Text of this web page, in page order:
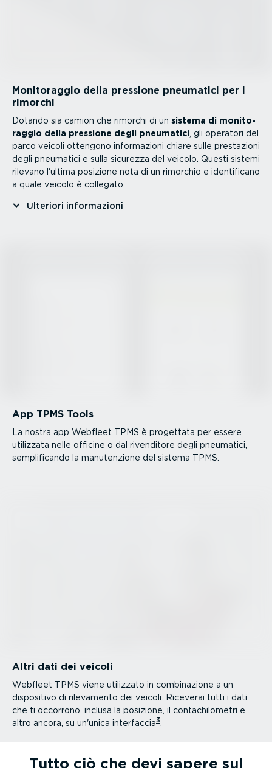
Monito­raggio della pressione pneumatici per i
rimorchi
Dotando sia camion che rimorchi di un sistema di monito­
raggio della pressione degli pneumatici , gli operatori del
parco veicoli ottengono infor­ma­zioni chiare sulle prestazioni
degli pneumatici e sulla sicurezza del veicolo. Questi sistemi
rilevano l'ultima posizione nota di un rimorchio e identi­ficano
a quale veicolo è collegato.
Ulteriori infor­ma­zioni
App TPMS Tools
La nostra app Webfleet TPMS è progettata per essere
utilizzata nelle officine o dal rivenditore degli pneumatici,
sempli­fi­cando la manuten­zione del sistema TPMS.
Altri dati dei veicoli
Webfleet TPMS viene utilizzato in combi­na­zione a un
dispositivo di rilevamento dei veicoli. Riceverai tutti i dati
che ti occorrono, inclusa la posizione, il conta­chi­lo­metri e
altro ancora, su un'unica interfaccia3
Tutto ciò che devi sapere sul